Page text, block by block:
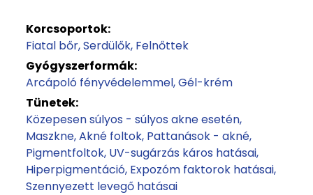
Korcsoportok:
Fiatal bőr Serdülők Felnőttek
Gyógyszerformák:
Arcápoló fényvédelemmel Gél-krém
Tünetek:
Közepesen súlyos - súlyos akne esetén
Maszkne Akné foltok Pattanások - akné
Pigmentfoltok UV-sugárzás káros hatásai
Hiperpigmentáció Expozóm faktorok hatásai
Szennyezett levegő hatásai